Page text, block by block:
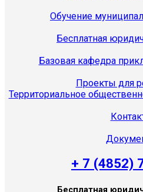
Обучение
Бесплатная
Базовая кафедра
Проекты для
Территориальное
+ 7 (4852)
Бесплатная